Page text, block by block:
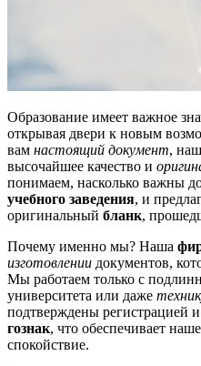
Образование имеет важное
открывая двери к новым
вам настоящий документ,
высочайшее качество и
понимаем, насколько важны
учебного заведения, и
оригинальный бланк,
Почему именно мы? Наша
изготовлении документов,
Мы работаем только с
университета или даже
подтверждены регистрацией
гознак, что обеспечивает
спокойствие.